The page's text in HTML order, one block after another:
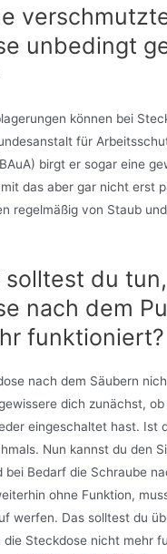
unbedingt
können bei
für
birgt er sogar eine
das aber gar nicht erst
regelmäßig von Staub
solltest du
nach dem
funktioniert?
nach dem Säubern
dich zunächst,
eingeschaltet hast. Ist
Nun kannst du den
bei Bedarf die Schraube
ohne Funktion,
werfen. Das solltest du
die Steckdose nicht mehr